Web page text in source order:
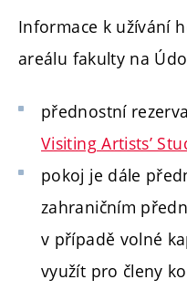
Informace k užívání
areálu fakulty na
přednostní
Visiting Artists’
pokoj je dále
zahraničním
v případě volné
využít pro členy